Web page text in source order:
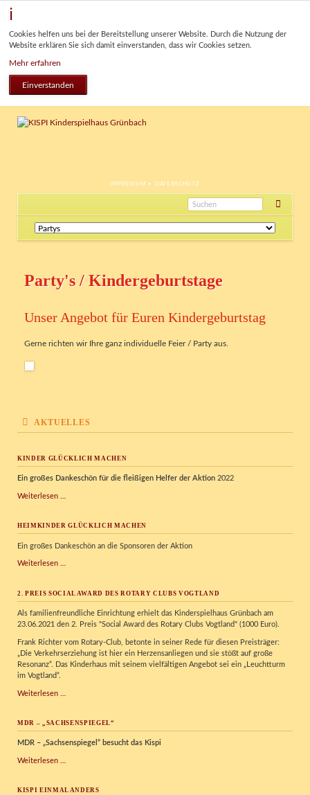
Cookies helfen uns bei der Bereitstellung unserer Website. Durch die Nutzung der
Website erklären Sie sich damit einverstanden, dass wir Cookies setzen.
Mehr erfahren
Einverstanden
NAVIGATION
IMPRESSUM DATENSCHUTZ
Navigation
überspringen
Party's / Kindergeburtstage
Unser Angebot für Euren Kindergeburtstag
Gerne richten wir Ihre ganz individuelle Feier / Party aus.
AKTUELLES
KINDER GLÜCKLICH MACHEN
Ein großes Dankeschön für die fleißigen Helfer der Aktion2022
Weiterlesen …
HEIMKINDER GLÜCKLICH MACHEN
Ein großes Dankeschön an die Sponsoren der Aktion
Weiterlesen …
2. PREIS SOCIAL AWARD DES ROTARY CLUBS VOGTLAND
Als familienfreundliche Einrichtung erhielt das Kinderspielhaus Grünbach am
23.06.2021 den 2. Preis "Social Award des Rotary Clubs Vogtland" (1000 Euro).
Frank Richter vom Rotary-Club, betonte in seiner Rede für diesen Preisträger:
„Die Verkehrserziehung ist hier ein Herzensanliegen und sie stößt auf große
Resonanz“. Das Kinderhaus mit seinem vielfältigen Angebot sei ein „Leuchtturm
im Vogtland“.
Weiterlesen …
Award
Rotary
MDR – „SACHSENSPIEGEL“
MDR – „Sachsenspiegel“ besucht das Kispi
Weiterlesen …
KISPI EINMAL ANDERS